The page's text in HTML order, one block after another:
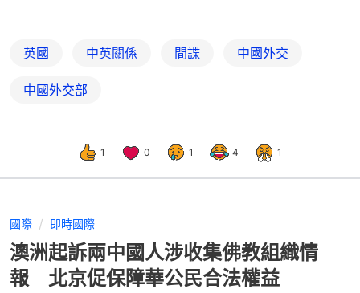
英國 中英關係 間諜 中國外交
中國外交部
1 0 1 4 1
國際 即時國際
澳洲起訴兩中國人涉收集佛教組織情
報 北京促保障華公民合法權益